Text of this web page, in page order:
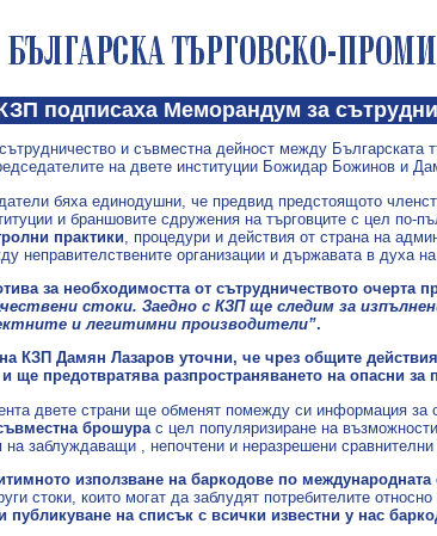
подписаха Меморандум за
и съвместна дейност между Българската
на двете институции Божидар Божинов и
бяха единодушни, че предвид предстоящото
и браншовите сдружения на търговците с цел по-
практики , процедури и действия от страна на
неправителствените организации и държавата в духа
за необходимостта от сътрудничеството очерта
стоки. Заедно с КЗП ще следим за
и легитимни производители”.
КЗП Дамян Лазаров уточни, че чрез общите
ще предотвратява разпространяването на опасни за
двете страни ще обменят помежду си информация за
брошура с цел популяризиране на
на заблуждаващи , непочтени и неразрешени
използване на баркодове по международната
стоки, които могат да заблудят потребителите
публикуване на списък с всички известни у нас